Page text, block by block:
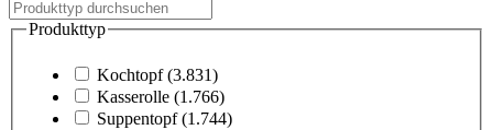
Produkttyp
Kochtopf (3.831)
Kasserolle (1.766)
Suppentopf (1.744)